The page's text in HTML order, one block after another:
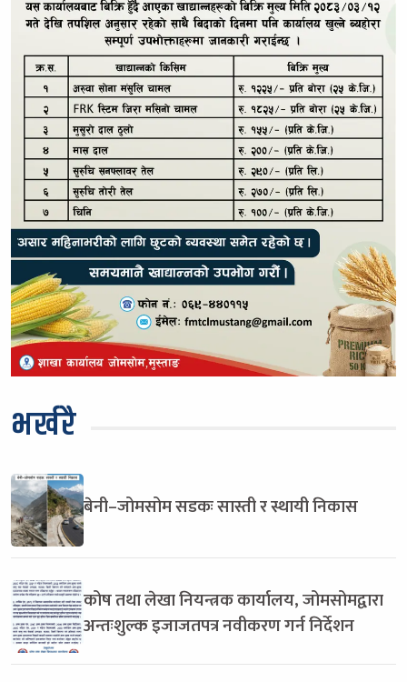
भर्खरै
बेनी–जोमसोम सडकः सास्ती र स्थायी निकास
कोष तथा लेखा नियन्त्रक कार्यालय, जोमसोमद्वारा
अन्तःशुल्क इजाजतपत्र नवीकरण गर्न निर्देशन